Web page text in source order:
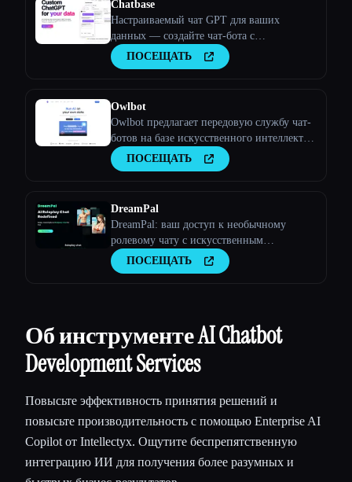
Chatbase
Настраиваемый чат GPT для ваших
данных — создайте чат-бота с
искусственным интеллектом, обученного
вашим данным
ПОСЕЩАТЬ
Owlbot
Owlbot предлагает передовую службу чат-
ботов на базе искусственного интеллекта,
которая легко интегрируется с вашими
данными и мгновенно отвечает вам,
ПОСЕЩАТЬ
DreamPal
DreamPal: ваш доступ к необычному
ролевому чату с искусственным
интеллектом
ПОСЕЩАТЬ
Об инструменте AI Chatbot
Development Services
Повысьте эффективность принятия решений и
повысьте производительность с помощью Enterprise AI
Copilot от Intellectyx. Ощутите беспрепятственную
интеграцию ИИ для получения более разумных и